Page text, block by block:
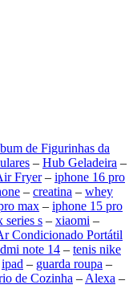
de Figurinhas da
– Hub Geladeira –
Fryer– iphone 16 pro
– creatina – whey
max – iphone 15 pro
series s – xiaomi –
Condicionado Portátil
note 14 – tenis nike
ipad – guarda roupa –
de Cozinha – Alexa –